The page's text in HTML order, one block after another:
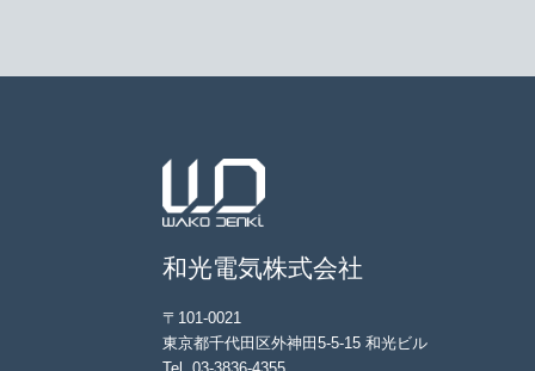
和光電気株式会社
〒101-0021
東京都千代田区外神田5-5-15 和光ビル